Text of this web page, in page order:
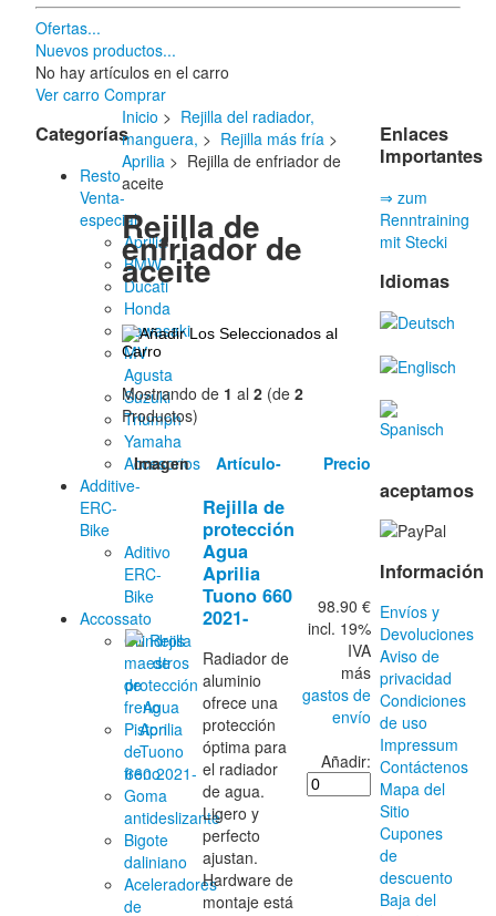
Ofertas...
Nuevos productos...
No hay artículos en el carro
Ver carro Comprar
Categorías
Resto
Venta-
especial
Aprilia
BMW
Ducati
Honda
Kawasaki
MV
Agusta
Suzuki
Triumph
Yamaha
Accesorios
Additive-
ERC-
Bike
Aditivo
ERC-
Bike
Accossato
Cilindros
maestros
de
freno
Piston
de
freno
Goma
antideslizante
Bigote
daliniano
Aceleradores
de
Inicio > Rejilla del radiador,
manguera, > Rejilla más fría>
Aprilia> Rejilla de enfriador de
aceite
Rejilla de
enfriador de
aceite
Mostrando de 1 al 2(de 2
Productos)
Imagen Artículo- Precio
Rejilla de
protección
Agua
Aprilia
Tuono 660
2021-
Radiador de
aluminio
ofrece una
protección
óptima para
el radiador
de agua.
Ligero y
perfecto
ajustan.
Hardware de
montaje está
98.90 €
incl. 19%
IVA
más
gastos de
envío
Añadir:
Enlaces
Importantes
⇒ zum
Renntraining
mit Stecki
Idiomas
aceptamos
Información
Envíos y
Devoluciones
Aviso de
privacidad
Condiciones
de uso
Impressum
Contáctenos
Mapa del
Sitio
Cupones
de
descuento
Baja del